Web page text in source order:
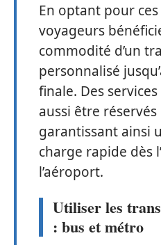
En optant pour ces
voyageurs
commodité d’un
personnalisé
finale. Des
aussi être réservés
garantissant ainsi
charge rapide dès
l’aéroport.
Utiliser les
: bus et métro